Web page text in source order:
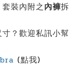
套裝內附之內褲拆
寸？歡迎私訊小幫
(點我)